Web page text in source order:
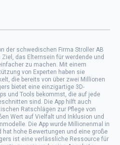
der schwedischen Firma Stroller AB
das Elternsein für werdende und
zu machen. Mit einem
von Experten haben sie
die bereits von über zwei Millionen
bietet eine einzigartige 3D-
und Tools bekommst, die auf jede
sind. Die App hilft auch
Ratschlägen zur Pflege von
Wert auf Vielfalt und Inklusion und
Die App wurde Millionenmal in
hat hohe Bewertungen und eine große
ist eine verlässliche Ressource für